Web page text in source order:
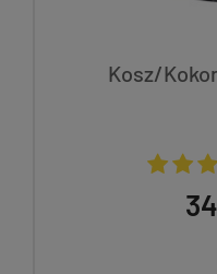
Kosz/